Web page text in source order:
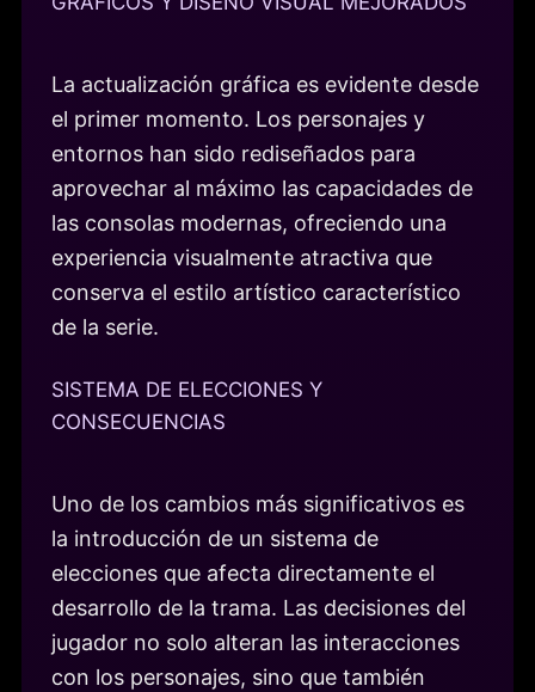
La actualización gráfica es evidente desde
el primer momento. Los personajes y
entornos han sido rediseñados para
aprovechar al máximo las capacidades de
las consolas modernas, ofreciendo una
experiencia visualmente atractiva que
conserva el estilo artístico característico
de la serie.
SISTEMA DE ELECCIONES Y
CONSECUENCIAS
Uno de los cambios más significativos es
la introducción de un sistema de
elecciones que afecta directamente el
desarrollo de la trama. Las decisiones del
jugador no solo alteran las interacciones
con los personajes, sino que también